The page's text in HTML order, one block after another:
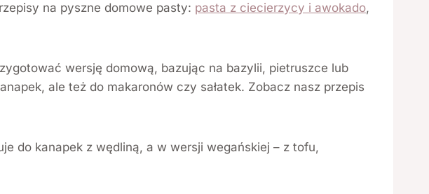
na pyszne domowe pasty: pasta z ciecierzycy i awokado,
wersję domową, bazując na bazylii, pietruszce lub
ale też do makaronów czy sałatek. Zobacz nasz przepis
do kanapek z wędliną, a w wersji wegańskiej – z tofu,